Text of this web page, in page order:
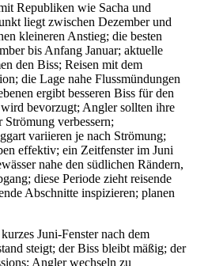
Republiken wie Sacha und
liegt zwischen Dezember und
kleineren Anstieg; die besten
bis Anfang Januar; aktuelle
den Biss; Reisen mit dem
die Lage nahe Flussmündungen
ergibt besseren Biss für den
bevorzugt; Angler sollten ihre
verbessern;
variieren je nach Strömung;
effektiv; ein Zeitfenster im Juni
nahe den südlichen Rändern,
diese Periode zieht reisende
Abschnitte inspizieren; planen
Juni-Fenster nach dem
steigt; der Biss bleibt mäßig; der
Angler wechseln zu